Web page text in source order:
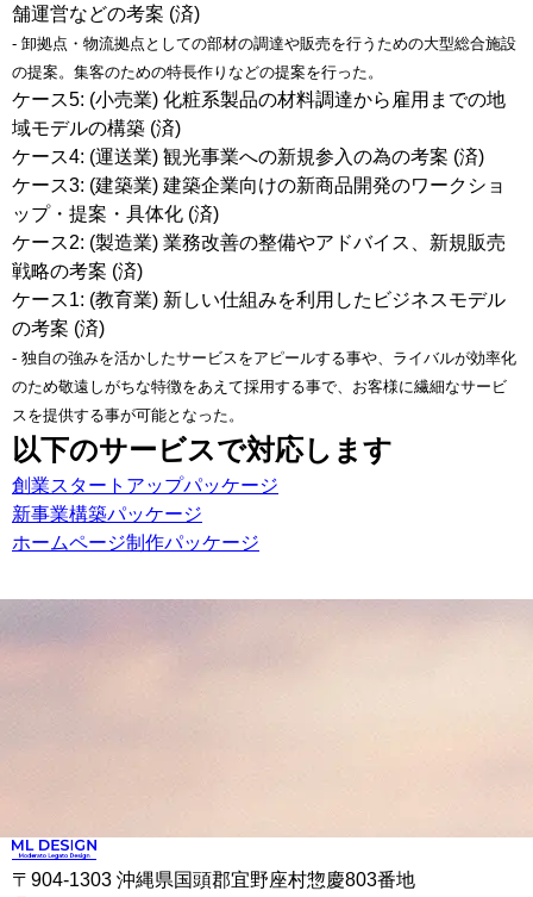
舗運営などの考案 (済)
- 卸拠点・物流拠点としての部材の調達や販売を行うための大型総合施設
の提案。集客のための特長作りなどの提案を行った。
ケース5: (小売業) 化粧系製品の材料調達から雇用までの地
域モデルの構築 (済)
ケース4: (運送業) 観光事業への新規参入の為の考案 (済)
ケース3: (建築業) 建築企業向けの新商品開発のワークショ
ップ・提案・具体化 (済)
ケース2: (製造業) 業務改善の整備やアドバイス、新規販売
戦略の考案 (済)
ケース1: (教育業) 新しい仕組みを利用したビジネスモデル
の考案 (済)
- 独自の強みを活かしたサービスをアピールする事や、ライバルが効率化
のため敬遠しがちな特徴をあえて採用する事で、お客様に繊細なサービ
スを提供する事が可能となった。
以下のサービスで対応します
創業スタートアップパッケージ
新事業構築パッケージ
ホームページ制作パッケージ
〒904-1303 沖縄県国頭郡宜野座村惣慶803番地